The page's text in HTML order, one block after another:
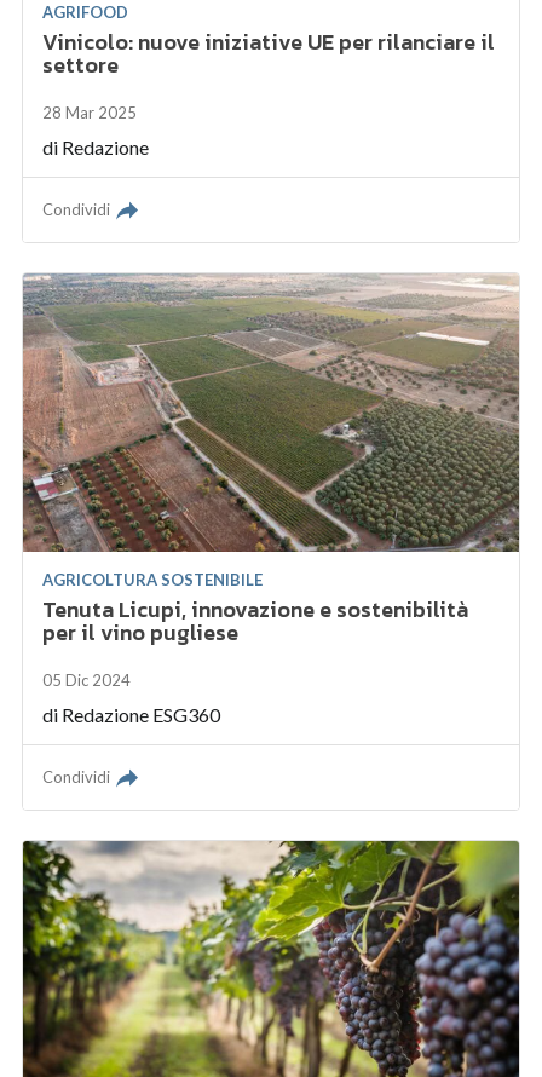
AGRIFOOD
Vinicolo: nuove iniziative UE per rilanciare il
settore
28 Mar 2025
di Redazione
Condividi
AGRICOLTURA SOSTENIBILE
Tenuta Licupi, innovazione e sostenibilità
per il vino pugliese
05 Dic 2024
di Redazione ESG360
Condividi